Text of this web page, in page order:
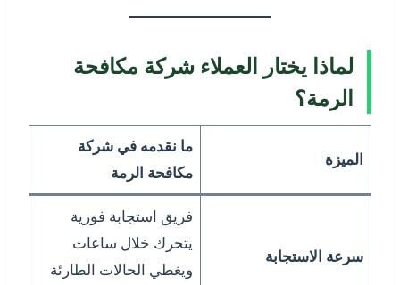
لماذا يختار العملاء شركة مكافحة
الرمة؟
الميزة
ما نقدمه في شركة
مكافحة الرمة
سرعة الاستجابة
فريق استجابة فورية
يتحرك خلال ساعات
ويغطي الحالات الطارئة